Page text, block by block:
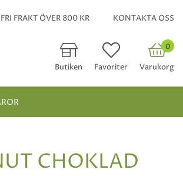
FRAKT ÖVER 800 KR KONTAKTA OSS
Butiken Favoriter
0
Varukorg
CHOKLAD